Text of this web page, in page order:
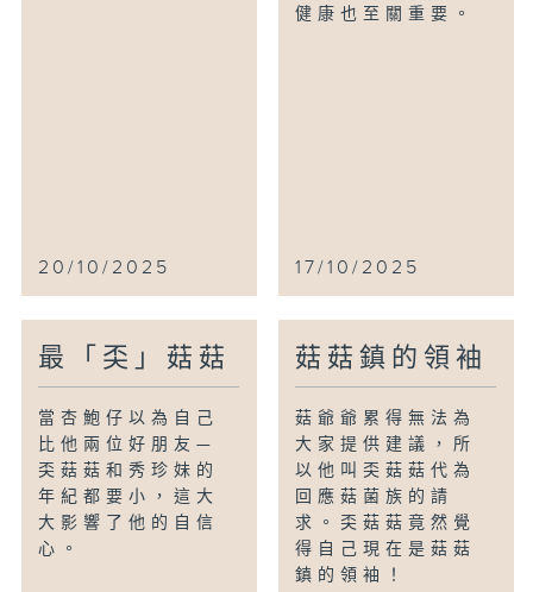
20/10/2025
健康也至關重要。
17/10/2025
最「奀」菇菇
當杏鮑仔以為自己
比他兩位好朋友—
奀菇菇和秀珍妹的
年紀都要小，這大
大影響了他的自信
心。
菇菇鎮的領袖
菇爺爺累得無法為
大家提供建議，所
以他叫奀菇菇代為
回應菇菌族的請
求。奀菇菇竟然覺
得自己現在是菇菇
鎮的領袖！